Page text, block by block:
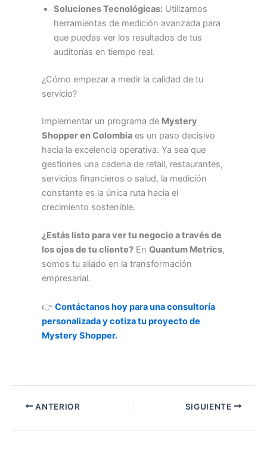
Soluciones Tecnológicas: Utilizamos
herramientas de medición avanzada para
que puedas ver los resultados de tus
auditorías en tiempo real.
¿Cómo empezar a medir la calidad de tu
servicio?
Implementar un programa de Mystery
Shopper en Colombia es un paso decisivo
hacia la excelencia operativa. Ya sea que
gestiones una cadena de retail, restaurantes,
servicios financieros o salud, la medición
constante es la única ruta hacia el
crecimiento sostenible.
¿Estás listo para ver tu negocio a través de
los ojos de tu cliente? En Quantum Metrics,
somos tu aliado en la transformación
empresarial.
👉 Contáctanos hoy para una consultoría
personalizada y cotiza tu proyecto de
Mystery Shopper.
ANTERIOR SIGUIENTE